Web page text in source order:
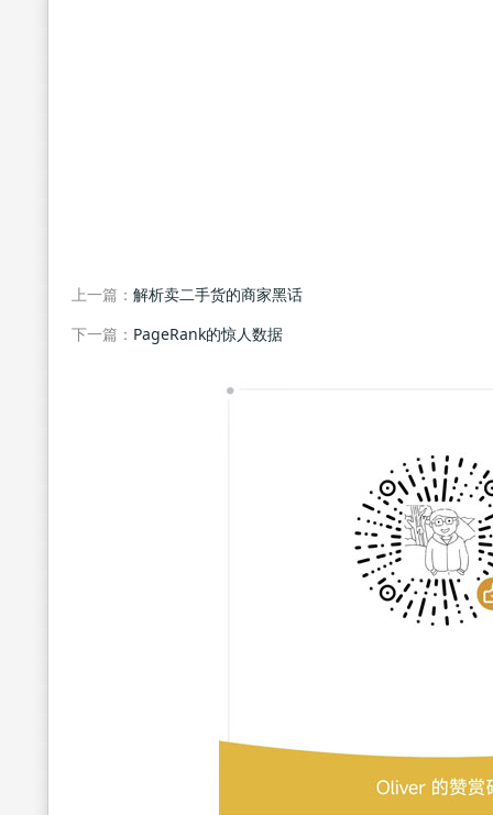
上一篇： 解析卖二手货的商家黑话
下一篇： PageRank的惊人数据